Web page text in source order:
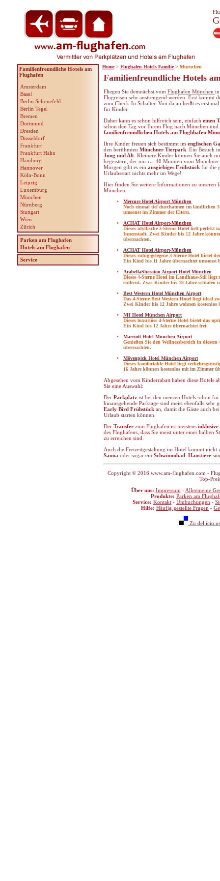
Familienfreundliche Hotels
Fliegen Sie demnächst vom Flughafen München in
Flugreisen sehr anstrengend werden. Erst kommt
zum Check-In Schalter. Von da an heißt es erst
für Kinder.
Daher kann es schon hilfreich sein, einfach einen
schon den Tag vor Ihrem Flug nach München und
familienfreundlichen Hotels am Flughhafen
Ihre Kinder freuen sich bestimmt im englischen
den berühmten Münchner Tierpark . Ein Besuch
Jung und Alt . Kleinere Kinder können Sie auch
begeistern, der nur ca. 40 Minuten vom
Morgen gibt es ein ausgiebiges Frühstück für die
Urlaubsstart nichts mehr im Wege!
Hier finden Sie weitere Informationen zu unseren
München:
Mercure Hotel Airport München
Noch einmal tief durchatmen im ländlichen
umsonst im Zimmer der Eltern.
ACHAT Hotel Airport-München
Dieses idyllische 3-Sterne Hotel lieft perfekt
Innenstadt. Zwei Kinder bis 12 Jahre
übernachten.
ACHAT Hotel Airport-München
Dieses ruhig-gelegene 3-Sterne Hotel bietet
Ein Kind bis 11 Jahre übernachtet umsonst
ArabellaSheraton Airport Hotel München
Dieses 4-Sterne Hotel im Landhaus-Stil
entfernt. Zwei Kinder bis 18 Jahre schlafen
Best Western Hotel München Airport
Das 4-Sterne Best Western Hotel liegt ideal
Zwei Kinder bis 12 Jahre wohnen kostenlos
NH Hotel München Airport
Dieses luxuriöse 4-Sterne Hotel bietet das
Ein Kind bis 12 Jahre übernachtet frei.
Marriott Hotel München Airport
Genießen Sie den Wellnessbereich in
übernachten.
Mövenpick Hotel München Airport
Dieses komfortable Hotel liegt
16 Jahre können kostenlos mit im Zimmer
Abgesehen vom Kinderrabatt haben diese Hotels
Sie eine Auswahl:
Der Parkplatz ist bei den meisten Hotels schon
hinausgehende Parktage sind meist ebenfalls sehr
Early Bird Frühstück an, damit die Gäste auch
Urlaub starten können.
Der Transfer zum Flughafen ist meistens inklusive
des Flughafens, dass Sie meist unter einer halben
zu erreichen sind.
Auch die Freizeitgestaltung im Hotel kommt
Sauna oder sogar ein Schwimmbad Haustiere
Copyright © 2016 www.am-flughafen.com -
Top-
Über uns: Impressum - Allgemeine
Produkte: Parken am
Service: Kontakt - Umbuchungen -
Hilfe: Häufig gestellte Fragen -
Zu
Familienfreundliche Hotels am
Flughafen
Amsterdam
Basel
Berlin Schönefeld
Berlin Tegel
Bremen
Dortmund
Dresden
Düsseldorf
Frankfurt
Frankfurt Hahn
Hamburg
Hannover
Köln-Bonn
Leipzig
Luxemburg
München
Nürnberg
Stuttgart
Wien
Zürich
Parken am Flughafen
Hotels am Flughafen
Service
Home > Flughafen Hotels Familie > Muenchen